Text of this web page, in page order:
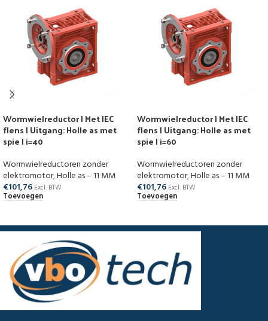
Wormwielreductor | Met IEC
flens | Uitgang: Holle as met
spie | i=40
Wormwielreductoren zonder
elektromotor,Holle as – 11 MM
€101,76 Excl. BTW
Toevoegen
Wormwielreductor | Met IEC
flens | Uitgang: Holle as met
spie | i=60
Wormwielreductoren zonder
elektromotor,Holle as – 11 MM
€101,76 Excl. BTW
Toevoegen